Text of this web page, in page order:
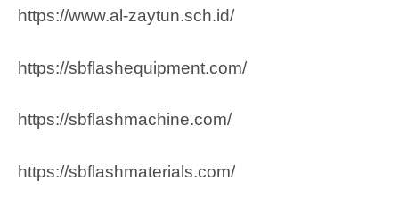
https://www.al-zaytun.sch.id/
https://sbflashequipment.com/
https://sbflashmachine.com/
https://sbflashmaterials.com/